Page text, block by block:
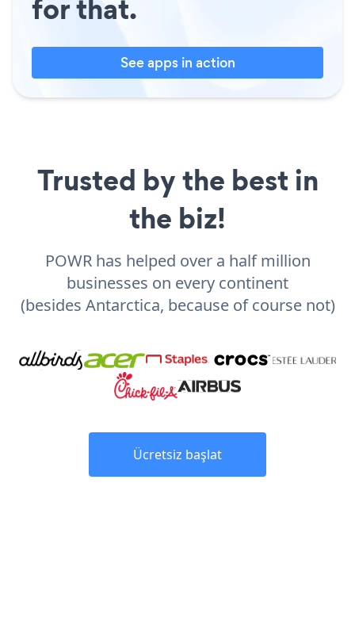
for that.
See apps in action
Trusted by the best in
the biz!
POWR has helped over a half million
businesses on every continent
(besides Antarctica, because of course not)
Ücretsiz başlat